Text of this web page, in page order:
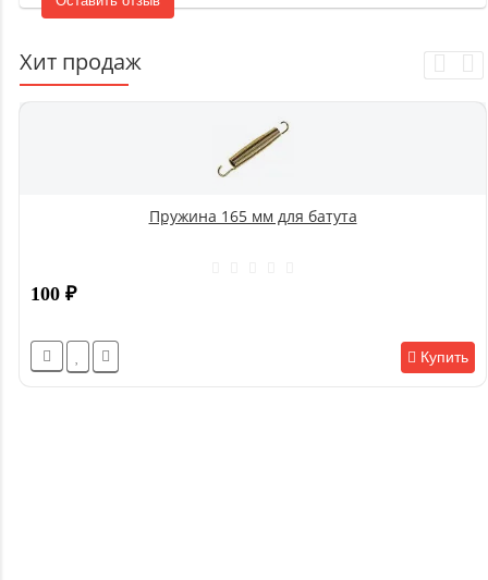
Хит продаж
Пружина 165 мм для батута
100 ₽
Купить